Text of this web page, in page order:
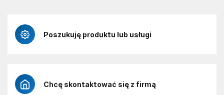
Poszukuję produktu lub usługi
Chcę skontaktować się z firmą